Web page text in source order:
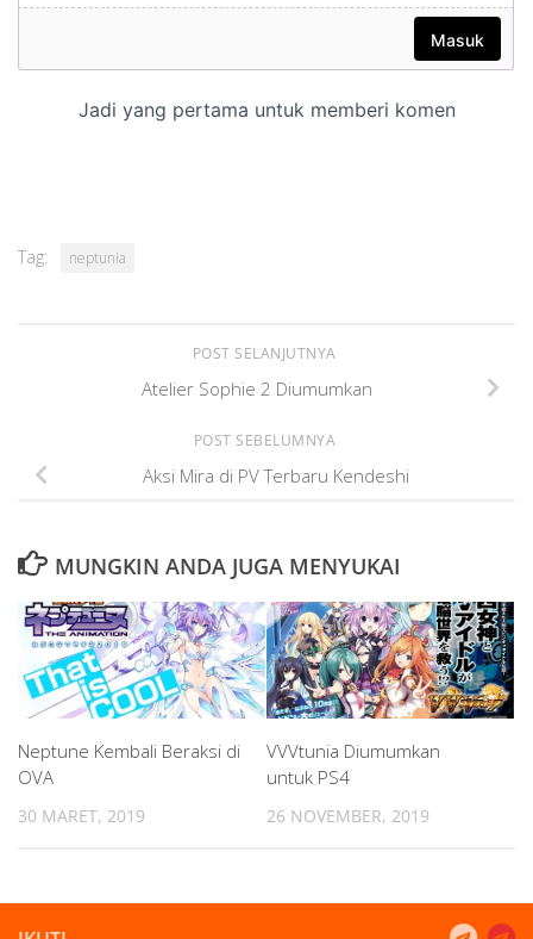
Tag: neptunia
POST SELANJUTNYA
Atelier Sophie 2 Diumumkan
POST SEBELUMNYA
Aksi Mira di PV Terbaru Kendeshi
MUNGKIN ANDA JUGA MENYUKAI
Neptune Kembali Beraksi di
OVA
30 MARET, 2019
VVVtunia Diumumkan
untuk PS4
26 NOVEMBER, 2019